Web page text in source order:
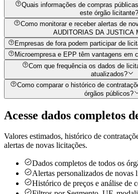
Quais informações de compras
este órgão licitante?
Como monitorar e receber alertas de
AUDITORIAS DA JUSTICA
Empresas de fora podem participar de
Microempresa e EPP têm vantagens em
Com que frequência os dados de
atualizados?
Como comparar o histórico de
órgãos públicos?
Acesse dados completos
Valores estimados, histórico de
alertas de novas licitações.
Dados completos de todos os
Alertas personalizados de novas
Histórico de preços e análise de